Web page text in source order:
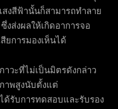
งสีฟ้านั้นก็สามารถทำลาย
งส่งผลให้เกิดอาการจอ
ยการมองเห็นได้
าวะที่ไม่เป็นมิตรดังกล่าว
าพสูงนับตั้งแต่
ด้รับการทดสอบและรับรอง